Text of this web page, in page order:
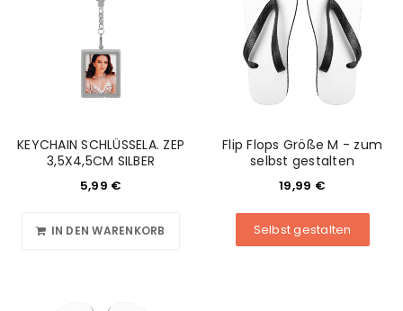
KEYCHAIN SCHLÜSSELA. ZEP
3,5X4,5CM SILBER
5,99 €
IN DEN WARENKORB
Flip Flops Größe M - zum
selbst gestalten
19,99 €
Selbst gestalten